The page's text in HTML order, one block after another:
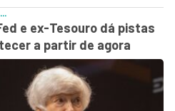
e ex-Tesouro dá pistas
a partir de agora